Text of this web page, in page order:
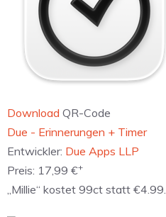
Download QR-Code
‎Due - Erinnerungen + Timer
Entwickler: Due Apps LLP
Preis: 17,99 €+
„Millie“ kostet 99ct statt €4.99.